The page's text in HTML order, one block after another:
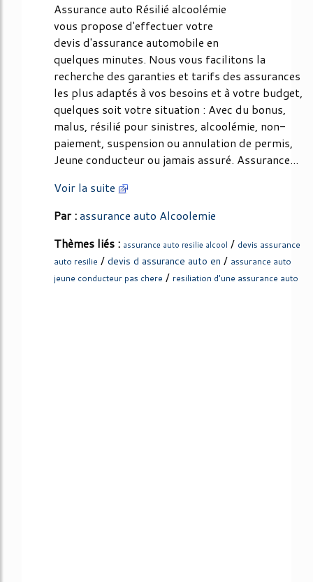
Assurance auto Résilié alcoolémie
vous propose d'effectuer votre
devis d'assurance automobile en
quelques minutes. Nous vous facilitons la
recherche des garanties et tarifs des assurances
les plus adaptés à vos besoins et à votre budget,
quelques soit votre situation : Avec du bonus,
malus, résilié pour sinistres, alcoolémie, non-
paiement, suspension ou annulation de permis,
Jeune conducteur ou jamais assuré. Assurance...
Voir la suite
Par :assurance auto Alcoolemie
Thèmes liés : assurance auto resilie alcool / devis assurance
auto resilie / devis d assurance auto en / assurance auto
jeune conducteur pas chere / resiliation d'une assurance auto